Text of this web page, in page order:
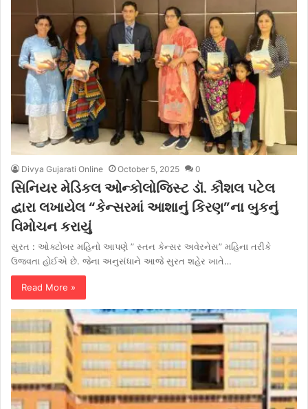
Divya Gujarati Online October 5, 2025 0
સિનિયર મેડિકલ ઓન્કોલોજિસ્ટ ડૉ. કૌશલ પટેલ
દ્વારા લખાયેલ “કેન્સરમાં આશાનું કિરણ”ના બુકનું
વિમોચન કરાયું
સુરત : ઓક્ટોબર મહિનો આપણે ” સ્તન કેન્સર અવેરનેસ” મહિના તરીકે
ઉજવતા હોઈએ છે. જેના અનુસંધાને આજે સુરત શહેર ખાતે…
Read More »